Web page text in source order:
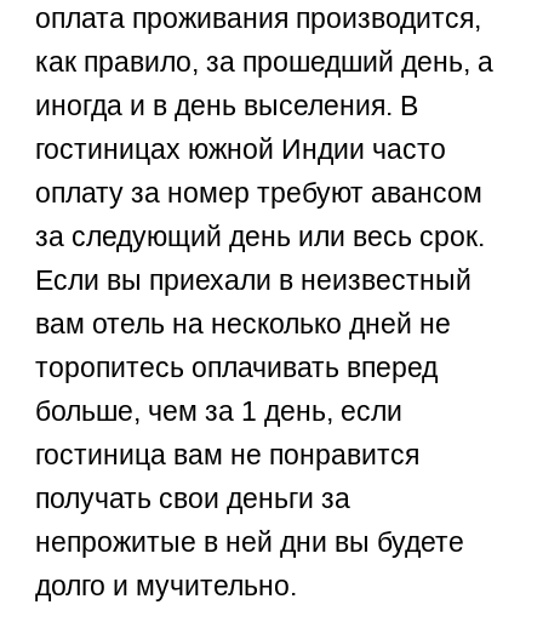
оплата проживания производится,
как правило, за прошедший день, а
иногда и в день выселения. В
гостиницах южной Индии часто
оплату за номер требуют авансом
за следующий день или весь срок.
Если вы приехали в неизвестный
вам отель на несколько дней не
торопитесь оплачивать вперед
больше, чем за 1 день, если
гостиница вам не понравится
получать свои деньги за
непрожитые в ней дни вы будете
долго и мучительно.